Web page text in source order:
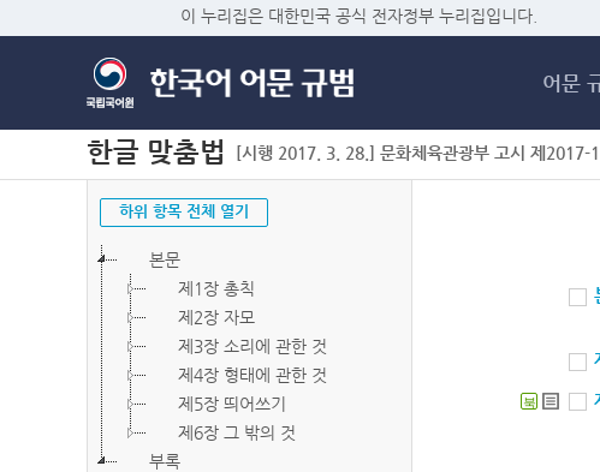
이 누리집은 대한민국 공식 전자정부 누리집입니다.
어문
한글 맞춤법 [시행 2017. 3. 28.] 문화체육관광부 고시 제
하위 항목 전체 열기
본문
제1장 총칙
제2장 자모
제3장 소리에 관한 것
제4장 형태에 관한 것
제5장 띄어쓰기
제6장 그 밖의 것
부록
북